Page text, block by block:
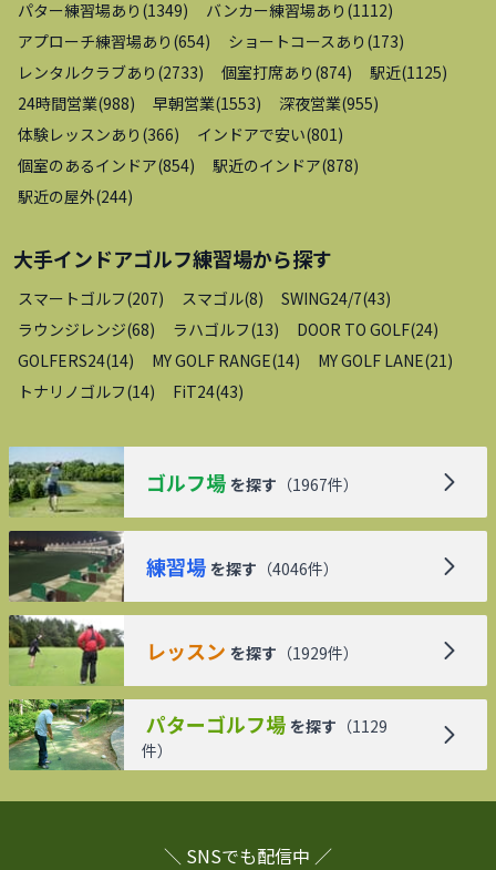
パター練習場あり (1349) バンカー練習場あり (1112)
アプローチ練習場あり (654) ショートコースあり (173)
レンタルクラブあり (2733) 個室打席あり (874) 駅近(1125)
24時間営業(988) 早朝営業(1553) 深夜営業(955)
体験レッスンあり (366) インドアで安い(801 )
個室のあるインドア(854) 駅近のインドア(878)
駅近の屋外(244)
大手インドアゴルフ練習場から探す
スマートゴルフ(207) スマゴル(8) SWING24/7(43)
ラウンジレンジ(68) ラハゴルフ(13) DOOR TO GOLF(24)
GOLFERS24(14) MY GOLF RANGE(14) MY GOLF LANE(21 )
トナリノゴルフ(14) FiT24(43)
ゴルフ場 を探す （1967件）
練習場 を探す （4046件）
レッスン を探す （1929件）
パターゴルフ場 を探す （1129
件）
＼ SNSでも配信中 ／